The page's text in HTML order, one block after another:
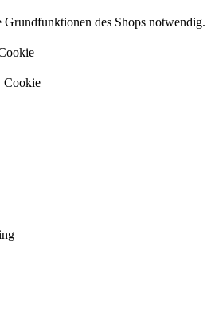
des Shops notwendig.
Cookie